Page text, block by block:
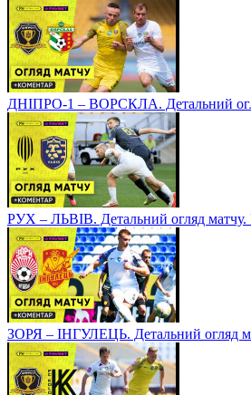
ДНІПРО-1 – ВОРСКЛА. Детальний
РУХ – ЛЬВІВ. Детальний огляд
ЗОРЯ – ІНГУЛЕЦЬ. Детальний огляд